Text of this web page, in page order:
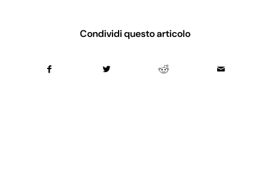
Condividi questo articolo